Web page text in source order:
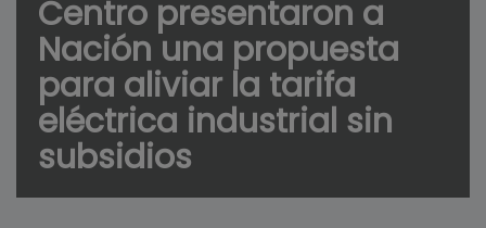
Centro presentaron a
Nación una propuesta
para aliviar la tarifa
eléctrica industrial sin
subsidios